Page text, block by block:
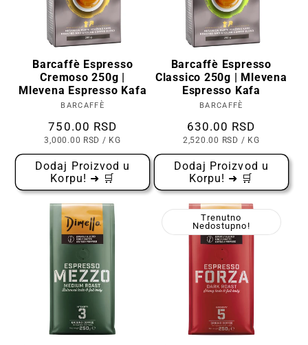
Barcaffè Espresso
Cremoso 250g |
Mlevena Espresso Kafa
Prodavac:
BARCAFFÈ
Cena
750.00 RSD
CENA
KOMADU
3,000.00 RSD / PO
KG
Dodaj Proizvod u
Korpu! ➜ 🛒
Barcaffè Espresso
Classico 250g | Mlevena
Espresso Kafa
Prodavac:
BARCAFFÈ
Cena
630.00 RSD
CENA
KOMADU
2,520.00 RSD / PO
KG
Dodaj Proizvod u
Korpu! ➜ 🛒
Trenutno
Nedostupno!